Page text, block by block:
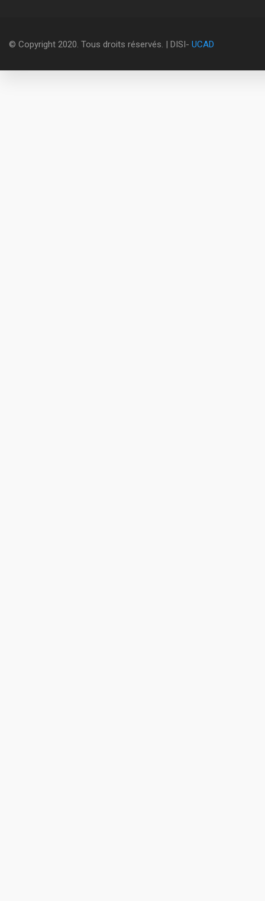
© Copyright 2020. Tous droits réservés. | DISI- UCAD